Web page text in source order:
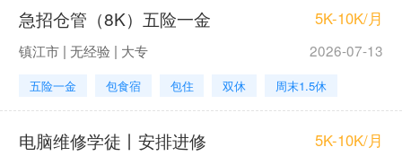
急招仓管（8K）五险一金 5K-10K/月
镇江市 | 无经验 | 大专 2026-07-13
五险一金 包食宿 包住 双休 周末1.5休
电脑维修学徒丨安排进修 5K-10K/月